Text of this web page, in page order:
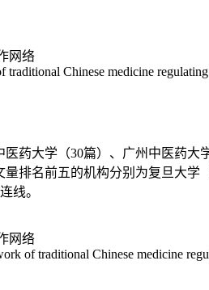
网络
Chinese medicine
药大学（30篇）、广州中医药
排名前五的机构分别为复旦大
线。
网络
of traditional Chinese medicine